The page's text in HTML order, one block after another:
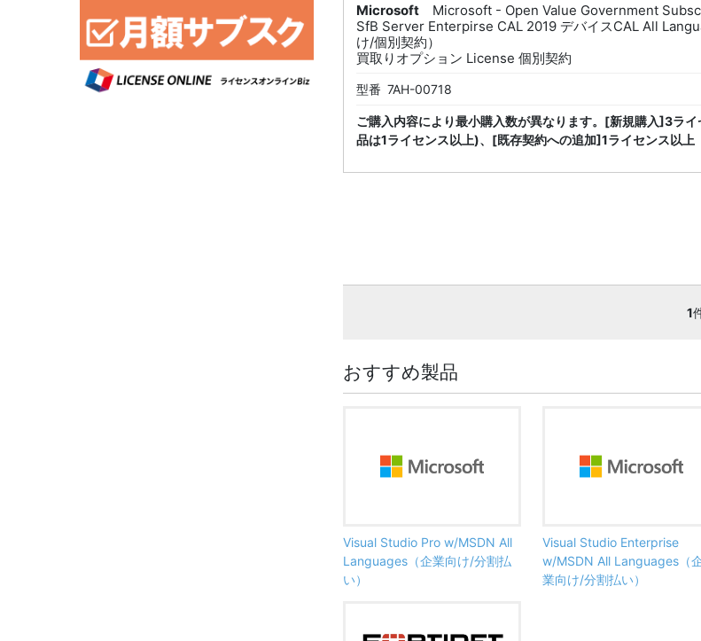
Microsoft
Microsoft - Open Value Government
SfB Server Enterpirse CAL 2019 デバイスCAL All
け/個別契約）
買取りオプション License 個別契約
型番 7AH-00718
ご購入内容により最小購入数が異なります。[新規購入]3ラ
品は1ライセンス以上)、[既存契約への追加]1ライセンス以上
1
おすすめ製品
Visual Studio Pro w/MSDN All
Languages（企業向け/分割払
い）
Visual Studio Enterprise
w/MSDN All Languages（
業向け/分割払い）